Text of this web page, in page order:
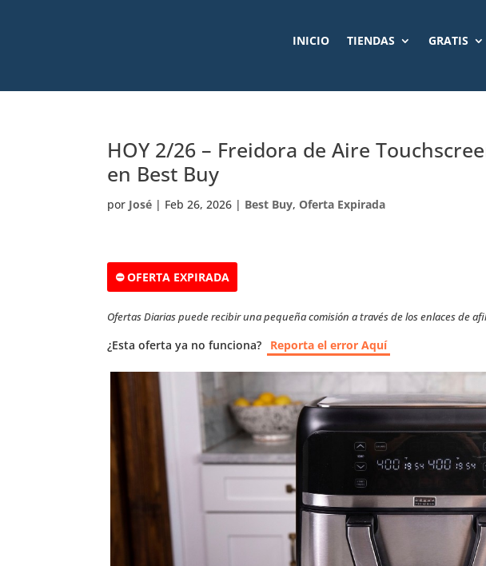
INICIO TIENDAS GRATIS
HOY 2/26 – Freidora de Aire
en Best Buy
por José | Feb 26, 2026 | Best Buy,Oferta Expirada
⛔ OFERTA EXPIRADA
Ofertas Diarias puede recibir una pequeña comisión a través de los enlaces de
¿Esta oferta ya no funciona? Reporta el error Aquí